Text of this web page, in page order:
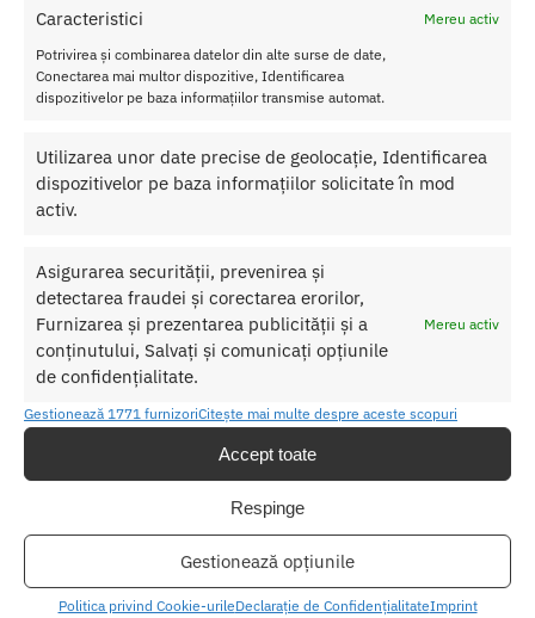
Caracteristici
Mereu activ
Potrivirea și combinarea datelor din alte surse de date,
Conectarea mai multor dispozitive, Identificarea
dispozitivelor pe baza informațiilor transmise automat.
Utilizarea unor date precise de geolocație, Identificarea
dispozitivelor pe baza informațiilor solicitate în mod
activ.
Asigurarea securității, prevenirea și
detectarea fraudei și corectarea erorilor,
Furnizarea și prezentarea publicității și a
conținutului, Salvați și comunicați opțiunile
de confidențialitate.
Mereu activ
Gestionează 1771 furnizoriCitește mai multe despre aceste scopuri
Accept toate
Respinge
Gestionează opțiunile
Politica privind Cookie-urileDeclarație de ConfidențialitateImprint
299.00lei
Adaugă în coș Adaugă în coș